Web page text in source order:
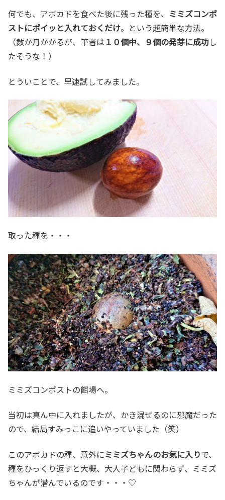
何でも、アボカドを食べた後に残った種を、 ミミズコンポ
ストにポイッと入れておくだけ。という超簡単な方法。
（数か月かかるが、筆者は １０個中、９個の発芽に成功し
たそうな！）
とういことで、早速試してみました。
取った種を・・・
ミミズコンポストの餌場へ。
当初は真ん中に入れましたが、かき混ぜるのに邪魔だった
ので、結局すみっこに追いやっていました（笑）
このアボカドの種、意外にミミズちゃんのお気に入りで、
種をひっくり返すと大概、大人子どもに関わらず、ミミズ
ちゃんが潜んでいるのです・・・♡